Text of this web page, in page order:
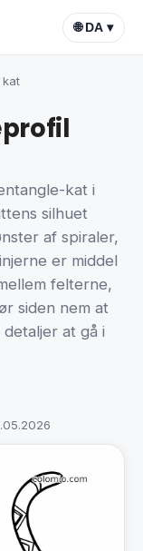
🌐 DA ▾
kat
kat i
silhuet
af spiraler,
er middel
felterne,
siden nem at
at gå i